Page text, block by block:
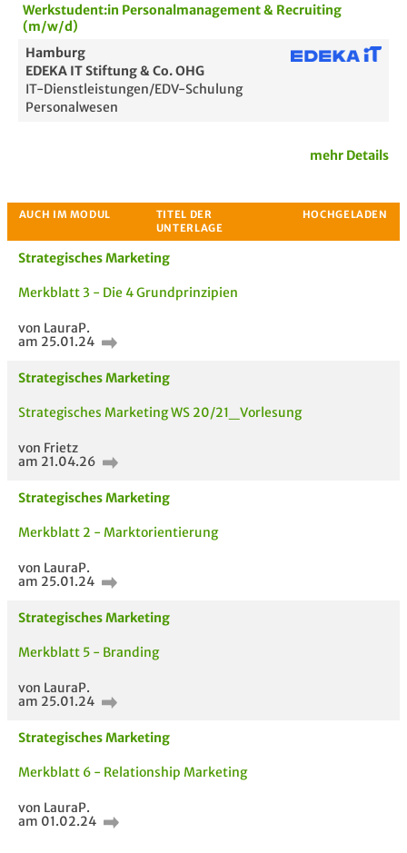
Werkstudent:in Personalmanagement & Recruiting
(m/w/d)
Hamburg
EDEKA IT Stiftung & Co. OHG
IT-Dienstleistungen/EDV-Schulung
Personalwesen
mehr Details
Strategisches Marketing
Merkblatt 3 - Die 4 Grundprinzipien
von LauraP.
am 25.01.24
Strategisches Marketing
Strategisches Marketing WS 20/21_Vorlesung
von Frietz
am 21.04.26
Strategisches Marketing
Merkblatt 2 - Marktorientierung
von LauraP.
am 25.01.24
Strategisches Marketing
Merkblatt 5 - Branding
von LauraP.
am 25.01.24
Strategisches Marketing
Merkblatt 6 - Relationship Marketing
von LauraP.
am 01.02.24